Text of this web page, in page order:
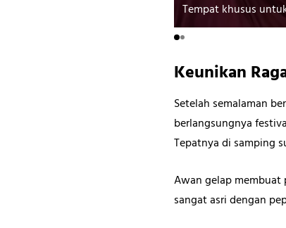
Tempat khusus
Keunikan
Setelah semalaman
berlangsungnya
Tepatnya di samping
Awan gelap membuat
sangat asri dengan